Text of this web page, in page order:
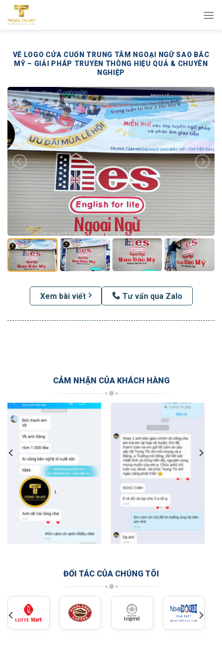
qua
VẼ LOGO CỬA CUỐN TRUNG TÂM NGOẠI NGỮ SAO BẮC
MỸ – GIẢI PHÁP TRUYỀN THÔNG HIỆU QUẢ & CHUYÊN
NGHIỆP
Xem bài viết Tư vấn qua Zalo
CẢM NHẬN CỦA KHÁCH HÀNG
ĐỐI TÁC CỦA CHÚNG TÔI